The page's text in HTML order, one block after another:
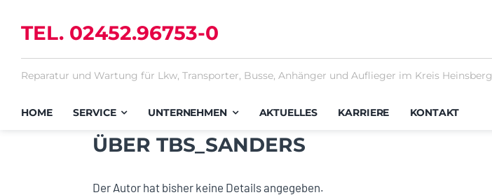
Inhalt
springenTEL. 02452.96753-0
Reparatur und Wartung für Lkw, Transporter, Busse, Anhänger und Auflieger im Kreis Heinsberg
HOME SERVICE UNTERNEHMEN AKTUELLES KARRIERE KONTAKT
ÜBER TBS_SANDERS
Der Autor hat bisher keine Details angegeben.